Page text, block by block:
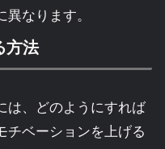
なります。
方法
は、どのようにすれば
チベーションを上げる